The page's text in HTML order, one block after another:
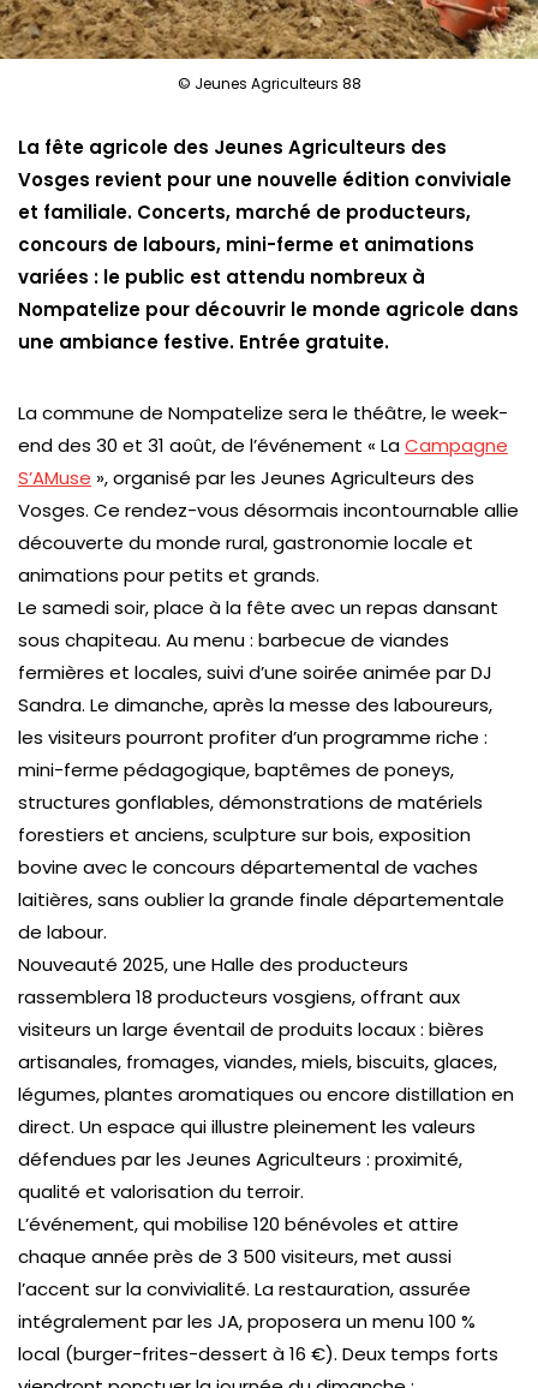
© Jeunes Agriculteurs 88
La fête agricole des Jeunes Agriculteurs des
Vosges revient pour une nouvelle édition conviviale
et familiale. Concerts, marché de producteurs,
concours de labours, mini-ferme et animations
variées : le public est attendu nombreux à
Nompatelize pour découvrir le monde agricole dans
une ambiance festive. Entrée gratuite.
La commune de Nompatelize sera le théâtre, le week-
end des 30 et 31 août, de l’événement « LaCampagne
S’AMuse », organisé par les Jeunes Agriculteurs des
Vosges. Ce rendez-vous désormais incontournable allie
découverte du monde rural, gastronomie locale et
animations pour petits et grands.
Le samedi soir, place à la fête avec un repas dansant
sous chapiteau. Au menu : barbecue de viandes
fermières et locales, suivi d’une soirée animée par DJ
Sandra. Le dimanche, après la messe des laboureurs,
les visiteurs pourront profiter d’un programme riche :
mini-ferme pédagogique, baptêmes de poneys,
structures gonflables, démonstrations de matériels
forestiers et anciens, sculpture sur bois, exposition
bovine avec le concours départemental de vaches
laitières, sans oublier la grande finale départementale
de labour.
Nouveauté 2025, une Halle des producteurs
rassemblera 18 producteurs vosgiens, offrant aux
visiteurs un large éventail de produits locaux : bières
artisanales, fromages, viandes, miels, biscuits, glaces,
légumes, plantes aromatiques ou encore distillation en
direct. Un espace qui illustre pleinement les valeurs
défendues par les Jeunes Agriculteurs : proximité,
qualité et valorisation du terroir.
L’événement, qui mobilise 120 bénévoles et attire
chaque année près de 3 500 visiteurs, met aussi
l’accent sur la convivialité. La restauration, assurée
intégralement par les JA, proposera un menu 100 %
local (burger-frites-dessert à 16 €). Deux temps forts